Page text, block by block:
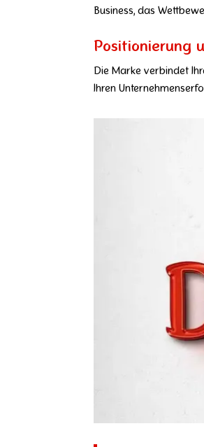
Business, das
Positionierung
Die Marke verbindet
Ihren